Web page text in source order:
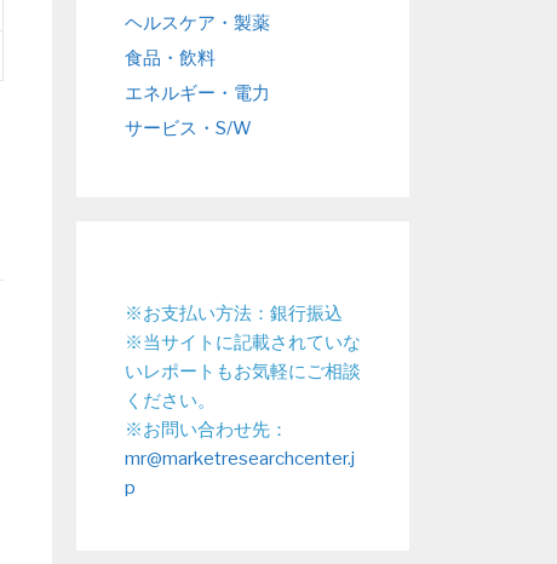
ヘルスケア・製薬
食品・飲料
エネルギー・電力
サービス・S/W
※お支払い方法：銀行振込
※当サイトに記載されていな
いレポートもお気軽にご相談
ください。
※お問い合わせ先：
mr@marketresearchcenter.j
p